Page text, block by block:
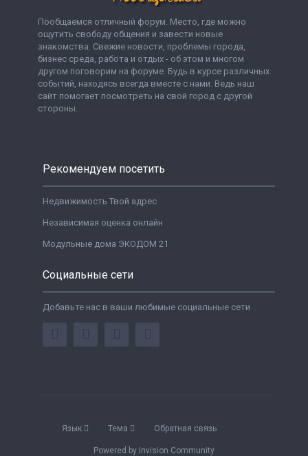
Пообщаемся отличный форум. Место, где можно
ощутить свободу общения и завести новые
знакомства. Свежие новости, проблемы города,
бизнес среда, работа и отдых - об этом и многом
другом поговорим на форуме. Будь в курсе различных
событий, находясь всегда вместе с нами. Ведь наш
сайт помогает посмотреть на свой город с другой
стороны.
Рекомендуем посетить
Недвижимость Твой адрес
Независимая оценка онлайн
Модульные дома ЭКОДОМ 21
Социальные сети
Добавьте нас в ваши любимые социальные сети
Язык Тема Обратная связь
Powered by Invision Community